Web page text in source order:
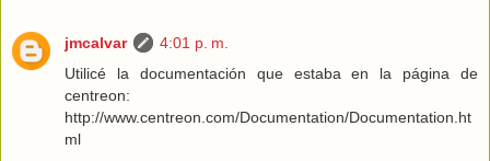
jmcalvar
4:01 p. m.
Utilicé la documentación que estaba en la página de
centreon:
http://www.centreon.com/Documentation/Documentation.ht
ml